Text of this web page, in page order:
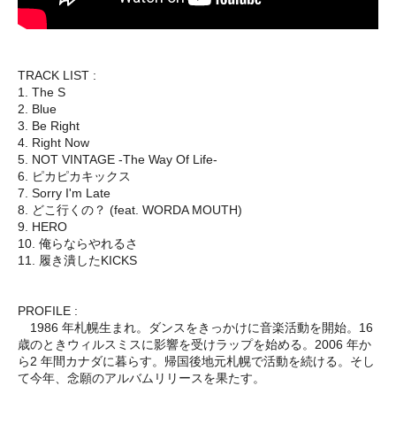
TRACK LIST :
1. The S
2. Blue
3. Be Right
4. Right Now
5. NOT VINTAGE -The Way Of Life-
6. ピカピカキックス
7. Sorry I'm Late
8. どこ行くの？ (feat. WORDA MOUTH)
9. HERO
10. 俺らならやれるさ
11. 履き潰したKICKS
PROFILE :
1986 年札幌生まれ。ダンスをきっかけに音楽活動を開始。16
歳のときウィルスミスに影響を受けラップを始める。2006 年か
ら2 年間カナダに暮らす。帰国後地元札幌で活動を続ける。そし
て今年、念願のアルバムリリースを果たす。